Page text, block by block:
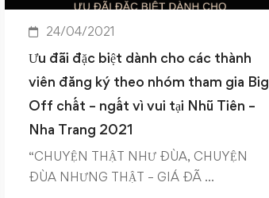
24/04/2021
Ưu đãi đặc biệt dành cho các thành
viên đăng ký theo nhóm tham gia Big
Off chất – ngất vì vui tại Nhũ Tiên –
Nha Trang 2021
“CHUYỆN THẬT NHƯ ĐÙA, CHUYỆN
ĐÙA NHƯNG THẬT – GIÁ ĐÃ …